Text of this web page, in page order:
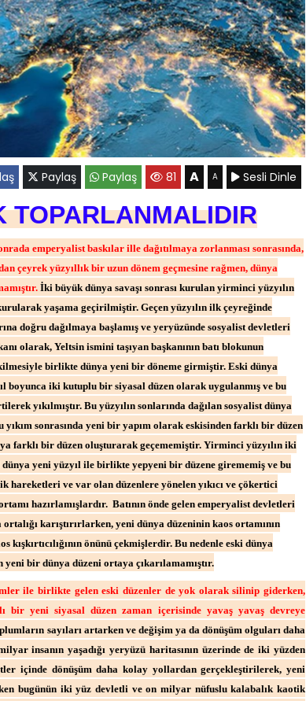
Paylaş Paylaş 81 A A Sesli Dinle
TOPARLANMALIDIR
emperyalist baskılar ille dağıtılmaya zorlanması sonrasında,
çeyrek yüzyıllık bir uzun dönem geçmesine rağmen, dünya
İki büyük dünya savaşı sonrası kurulan yirminci yüzyılın
yaşama geçirilmiştir. Geçen yüzyılın ilk çeyreğinde
doğru dağılmaya başlamış ve yeryüzünde sosyalist devletleri
olarak, Yeltsin ismini taşıyan başkanının batı blokunun
birlikte dünya yeni bir döneme girmiştir. Eski dünya
boyunca iki kutuplu bir siyasal düzen olarak uygulanmış ve bu
yıkılmıştır. Bu yüzyılın sonlarında dağılan sosyalist dünya
sonrasında yeni bir yapım olarak eskisinden farklı bir düzen
farklı bir düzen oluşturarak geçememiştir. Yirminci yüzyılın iki
yeni yüzyıl ile birlikte yepyeni bir düzene girememiş ve bu
hareketleri ve var olan düzenlere yönelen yıkıcı ve çökertici
hazırlamışlardır. Batının önde gelen emperyalist devletleri
karıştırırlarken, yeni dünya düzeninin kaos ortamının
kışkırtıcılığının önünü çekmişlerdir. Bu nedenle eski dünya
bir dünya düzeni ortaya çıkarılamamıştır.
ile birlikte gelen eski düzenler de yok olarak silinip giderken,
bir yeni siyasal düzen zaman içerisinde yavaş yavaş devreye
sayıları artarken ve değişim ya da dönüşüm olguları daha
insanın yaşadığı yeryüzü haritasının üzerinde de iki yüzden
içinde dönüşüm daha kolay yollardan gerçekleştirilerek, yeni
bugünün iki yüz devletli ve on milyar nüfuslu kalabalık kaotik